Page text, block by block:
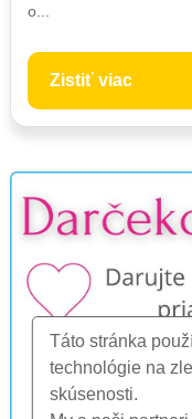
Táto stránka
technológie na
skúsenosti.
o...
Zistiť viac